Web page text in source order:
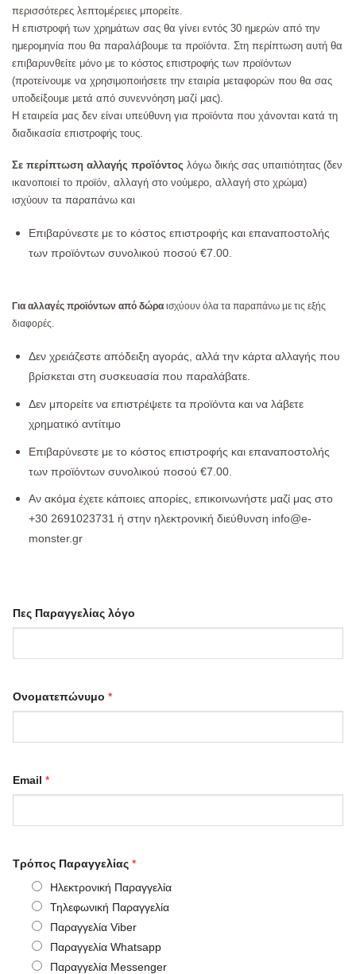
περισσότερες λεπτομέρειες μπορείτε.
Η επιστροφή των χρημάτων σας θα γίνει εντός 30 ημερών από την
ημερομηνία που θα παραλάβουμε τα προϊόντα. Στη περίπτωση αυτή θα
επιβαρυνθείτε μόνο με το κόστος επιστροφής των προϊόντων
(προτείνουμε να χρησιμοποιήσετε την εταιρία μεταφορών που θα σας
υποδείξουμε μετά από συνεννόηση μαζί μας).
Η εταιρεία μας δεν είναι υπεύθυνη για προϊόντα που χάνονται κατά τη
διαδικασία επιστροφής τους.
Σε περίπτωση αλλαγής προϊόντος λόγω δικής σας υπαιτιότητας (δεν
ικανοποιεί το προϊόν, αλλαγή στο νούμερο, αλλαγή στο χρώμα)
ισχύουν τα παραπάνω και
Επιβαρύνεστε με το κόστος επιστροφής και επαναποστολής
των προϊόντων συνολικού ποσού €7.00.
Για αλλαγές προϊόντων από δώρα ισχύουν όλα τα παραπάνω με τις εξής
διαφορές.
Δεν χρειάζεστε απόδειξη αγοράς, αλλά την κάρτα αλλαγής που
βρίσκεται στη συσκευασία που παραλάβατε.
Δεν μπορείτε να επιστρέψετε τα προϊόντα και να λάβετε
χρηματικό αντίτιμο
Επιβαρύνεστε με το κόστος επιστροφής και επαναποστολής
των προϊόντων συνολικού ποσού €7.00.
Αν ακόμα έχετε κάποιες απορίες, επικοινωνήστε μαζί μας στο
+30 2691023731 ή στην ηλεκτρονική διεύθυνση info@e-
monster.gr
Πες Παραγγελίας λόγο
Ονοματεπώνυμο *
Email *
Τρόπος Παραγγελίας *
Ηλεκτρονική Παραγγελία
Τηλεφωνική Παραγγελία
Παραγγελία Viber
Παραγγελία Whatsapp
Παραγγελία Messenger